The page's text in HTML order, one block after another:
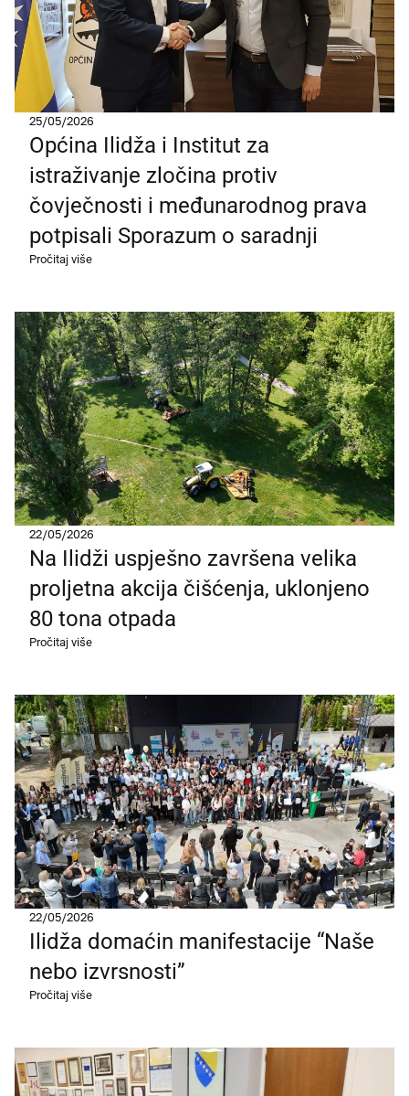
25/05/2026
Općina Ilidža i Institut za
istraživanje zločina protiv
čovječnosti i međunarodnog prava
potpisali Sporazum o saradnji
Pročitaj više
22/05/2026
Na Ilidži uspješno završena velika
proljetna akcija čišćenja, uklonjeno
80 tona otpada
Pročitaj više
22/05/2026
Ilidža domaćin manifestacije “Naše
nebo izvrsnosti”
Pročitaj više